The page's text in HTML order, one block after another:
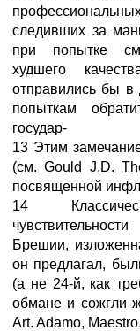
следивших за
при попытке
худшего
отправились бы в
попыткам
государ-
13 Этим
(см. Gould J.D.
посвященной
14
Брешии,
он предлагал,
(а не 24-й, как
обмане и сожгли
Art. Adamo,